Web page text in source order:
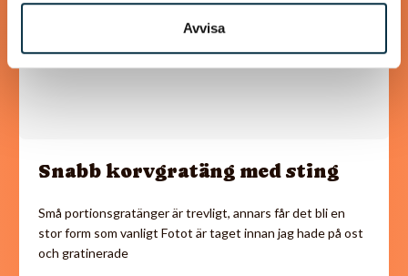
Avvisa
Snabb korvgratäng med sting
Små portionsgratänger är trevligt, annars får det bli en
stor form som vanligt Fotot är taget innan jag hade på ost
och gratinerade